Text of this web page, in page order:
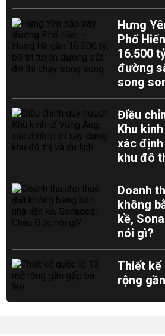
Hưng
Phố
16.500
đường
song
Điều
Khu
xác
khu đô
Doanh
không
kề,
nói gì?
Thiết kế
rộng